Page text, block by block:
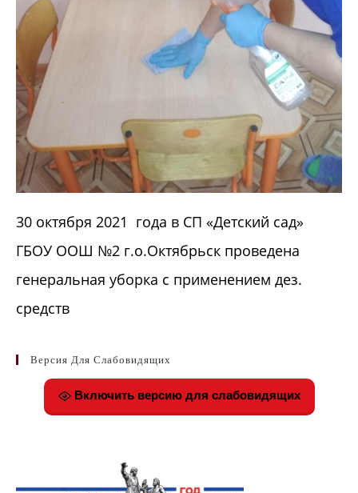
30 октября 2021 года в СП «Детский сад»
ГБОУ ООШ №2 г.о.Октябрьск проведена
генеральная уборка с применением дез.
средств
Версия Для Слабовидящих
Включить версию для слабовидящих